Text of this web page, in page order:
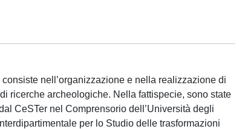
nell’organizzazione e nella realizzazione di
ricerche archeologiche. Nella fattispecie, sono state
CeSTer nel Comprensorio dell’Università degli
per lo Studio delle trasformazioni